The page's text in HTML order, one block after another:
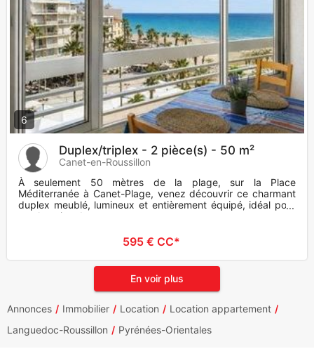
6
Duplex/triplex - 2 pièce(s) - 50 m²
Canet-en-Roussillon
À seulement 50 mètres de la plage, sur la Place
Méditerranée à Canet-Plage, venez découvrir ce charmant
duplex meublé, lumineux et entièrement équipé, idéal pour
une location de mo
595 € CC*
En voir plus
Annonces Immobilier Location
Location appartement
Languedoc-Roussillon
Pyrénées-Orientales